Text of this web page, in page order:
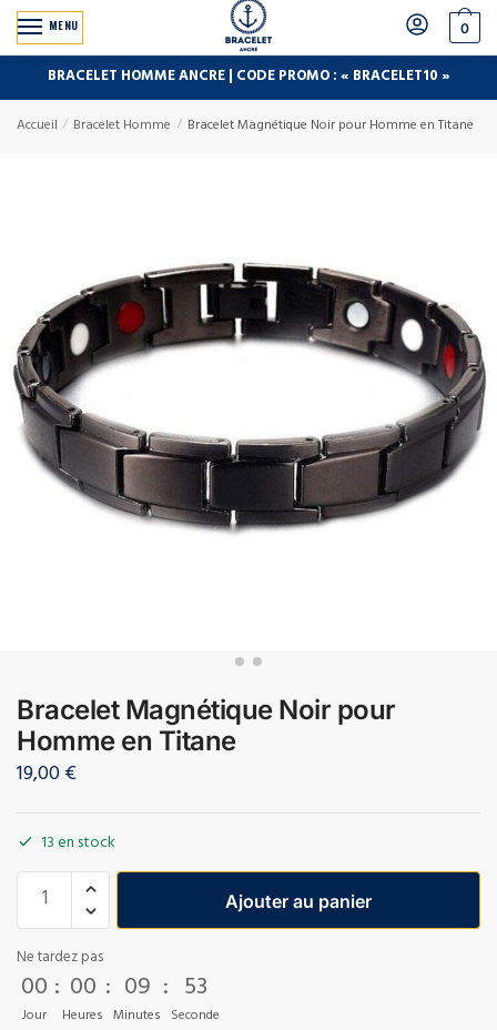
MENU 0
BRACELET HOMME ANCRE | CODE PROMO : « BRACELET10 »
Accueil / Bracelet Homme / Bracelet Magnétique Noir pour Homme en Titane
Bracelet Magnétique Noir pour
Homme en Titane
19,00€
13 en stock
Ajouter au panier
Ne tardez pas
00
Jour
: 00
Heures
: 09
Minutes
: 53
Seconde